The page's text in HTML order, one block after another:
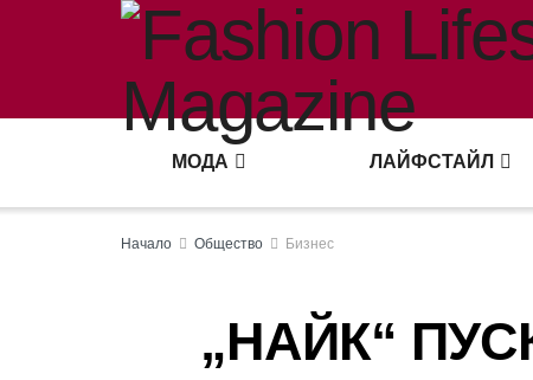
МОДА ЛАЙФСТАЙЛ
Начало Общество Бизнес
„НАЙК“